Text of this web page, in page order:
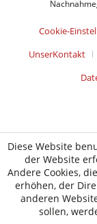
Cookie-
UnserKontakt
Diese Website
der Website
Andere Cookies,
erhöhen, der
anderen
sollen,